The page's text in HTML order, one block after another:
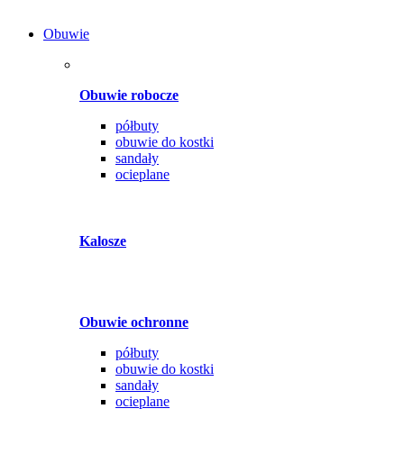
Obuwie
Obuwie robocze
półbuty
obuwie do kostki
sandały
ocieplane
Kalosze
Obuwie ochronne
półbuty
obuwie do kostki
sandały
ocieplane